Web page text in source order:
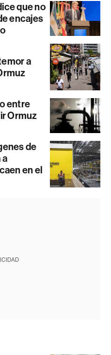
que no
encajes
a
entre
Ormuz
de
en el